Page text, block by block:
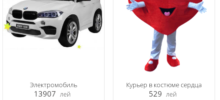
Электромобиль
13907 лей
Курьер в костюме сердца
529 лей